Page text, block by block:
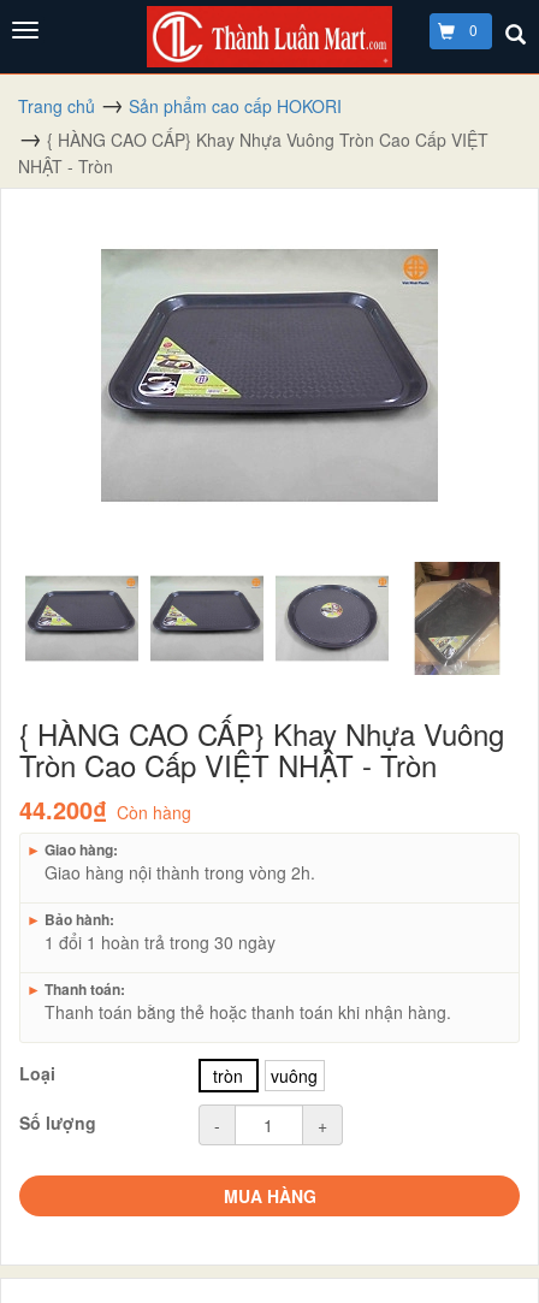
0
Trang chủ
Sản phẩm cao cấp HOKORI
{ HÀNG CAO CẤP} Khay Nhựa Vuông Tròn Cao Cấp VIỆT
NHẬT - Tròn
{ HÀNG CAO CẤP} Khay Nhựa Vuông
Tròn Cao Cấp VIỆT NHẬT - Tròn
44.200₫ Còn hàng
► Giao hàng:
Giao hàng nội thành trong vòng 2h.
► Bảo hành:
1 đổi 1 hoàn trả trong 30 ngày
► Thanh toán:
Thanh toán bằng thẻ hoặc thanh toán khi nhận hàng.
Loại tròn
vuông
Số lượng
- +
MUA HÀNG